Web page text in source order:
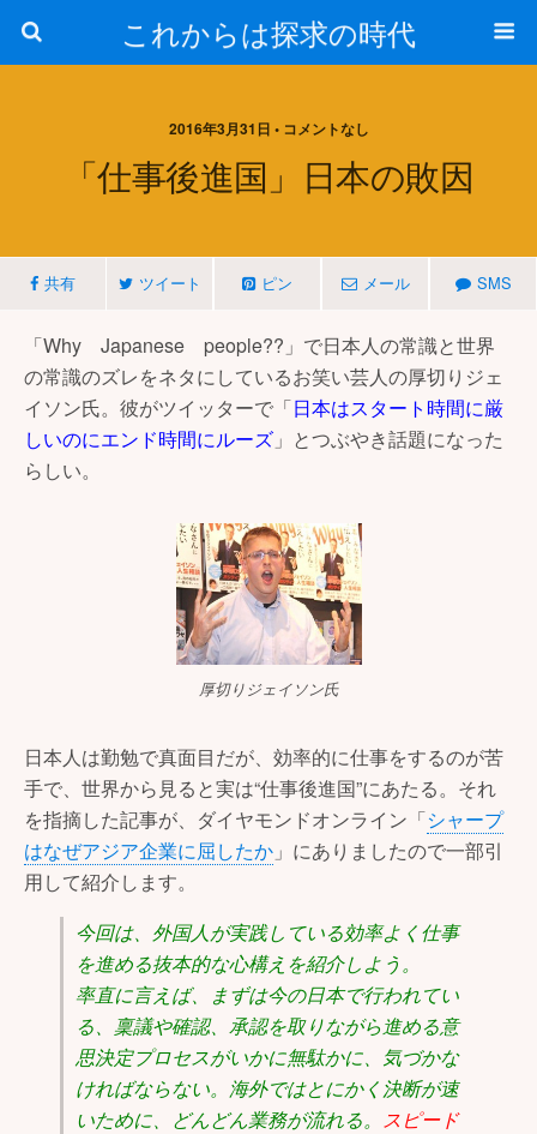
これからは探求の時代
2016年3月31日 • コメントなし
「仕事後進国」日本の敗因
共有 ツイート ピン メール SMS
「Why Japanese people??」で日本人の常識と世界
の常識のズレをネタにしているお笑い芸人の厚切りジェ
イソン氏。彼がツイッターで「日本はスタート時間に厳
しいのにエンド時間にルーズ 」とつぶやき話題になった
らしい。
厚切りジェイソン氏
日本人は勤勉で真面目だが、効率的に仕事をするのが苦
手で、世界から見ると実は“仕事後進国”にあたる。それ
を指摘した記事が、ダイヤモンドオンライン「シャープ
はなぜアジア企業に屈したか 」にありましたので一部引
用して紹介します。
今回は、外国人が実践している効率よく仕事
を進める抜本的な心構えを紹介しよう。
率直に言えば、まずは今の日本で行われてい
る、稟議や確認、承認を取りながら進める意
思決定プロセスがいかに無駄かに、気づかな
ければならない。海外ではとにかく決断が速
いために、どんどん業務が流れる。 スピード